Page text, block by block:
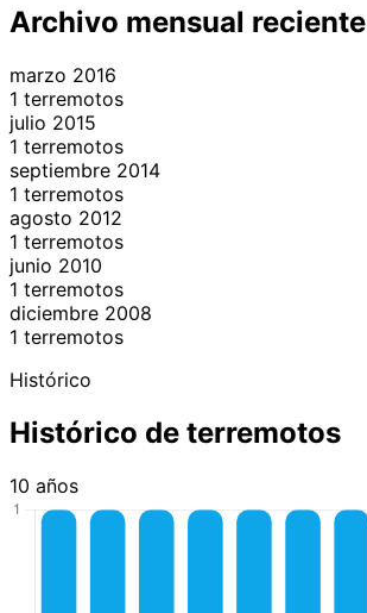
Archivo mensual reciente
marzo 2016
1 terremotos
julio 2015
1 terremotos
septiembre 2014
1 terremotos
agosto 2012
1 terremotos
junio 2010
1 terremotos
diciembre 2008
1 terremotos
Histórico
Histórico de terremotos
10 años